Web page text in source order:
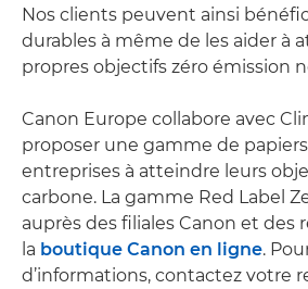
Nos clients peuvent ainsi
durables à même de les aider à
propres objectifs zéro émission
Canon Europe collabore avec
proposer une gamme de
entreprises à atteindre leurs
carbone. La gamme Red Label
auprès des filiales Canon et des
la boutique Canon en ligne.
d’informations, contactez votre